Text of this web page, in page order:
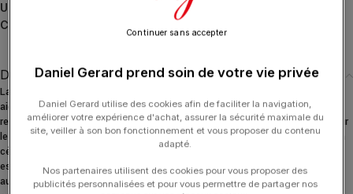
UGS :
Catégories :
HORLOGERIE
Description
La Captain Cook High-Tech Ceramic Diver est étanche jusqu’à 300 m. Les
aiguilles et les index de cette montre de plongée certifiée ISO 6425 sont
recouverts de SuperLuminova® afin de garantir une excellente visibilité sur
le cadran poli et laqué noir. Le boîtier monobloc de 43 mm est fabriqué en
céramique haute technologie noire mate, tandis que la lunette tournante
est en acier inoxydable poli. A l’intérieur se trouve le mouvement
automatique Rado R763 qui dépasse les exigences des tests standard de
Daniel Gerard prend soin de votre vie privée
Daniel Gerard utilise des cookies afin de faciliter la navigation,
améliorer votre expérience d'achat, assurer la sécurité maximale du
site, veiller à son bon fonctionnement et vous proposer du contenu
adapté.
Nos partenaires utilisent des cookies pour vous proposer des
publicités personnalisées et pour vous permettre de partager nos
Continuer sans accepter